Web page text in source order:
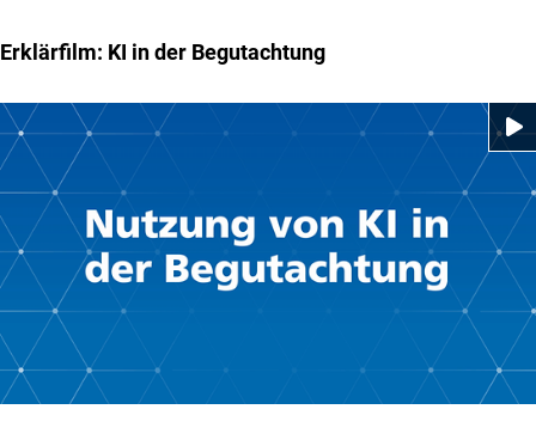
an Ihrer Universität bzw. Forschungseinrichtung
Abschluss eines AVV, da in diesem Fall kein
Auftragsverarbeiter involviert ist.
Erklärfilm: KI in der Begutachtung